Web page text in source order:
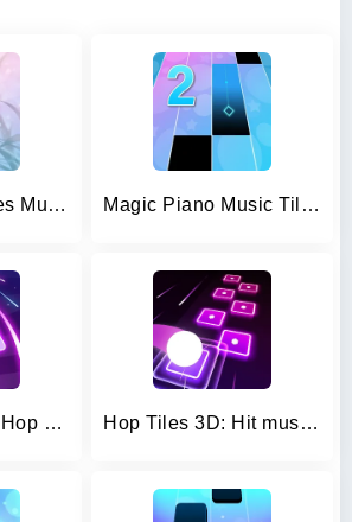
Piano Anime Tiles Music Magic Piano Music Tiles 2
Magic Ball Tiles Hop Music Run Hop Tiles 3D: Hit music game